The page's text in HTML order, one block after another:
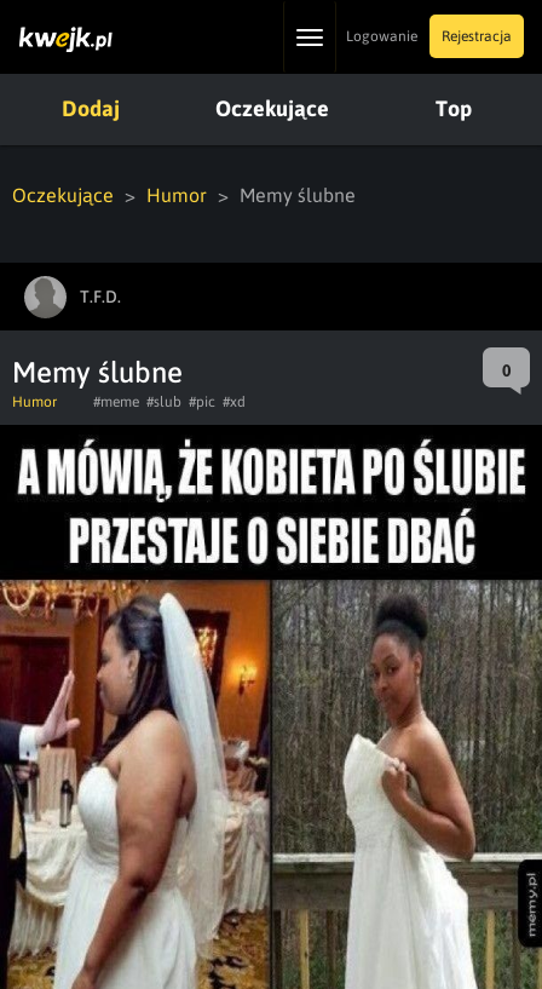
ToggleLogowanie Rejestracja
Dodaj Oczekujące Top
Oczekujące Humor Memy ślubne
T.F.D.
Memy ślubne 0
Humor #meme #slub #pic #xd